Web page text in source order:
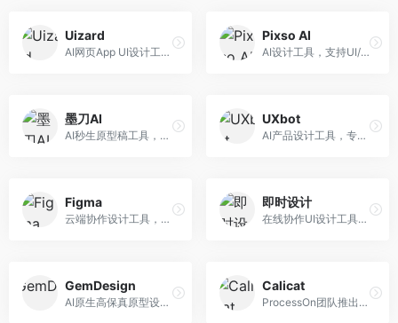
Uizard
AI网页App UI设计工具，专注于快速界面生成。面向产品经理和设计师，提供线框图转UI、界面生成、设计优化等服务，设计速度快。
Pixso AI
AI设计工具，支持UI/UX设计全流程。面向设计师和产品团队，提供界面生成、设计优化、协作评审等服务，国产替代方案，团队协作便捷。
墨刀AI
AI秒生原型稿工具，专注于快速原型设计。面向产品经理和设计师，提供原型生成、交互设计、团队协作等服务，原型制作效率高。
UXbot
AI产品设计工具，专注于用户体验优化。面向UX设计师，提供用户研究、设计建议、可用性测试等服务，UX设计支持完善。
Figma
云端协作设计工具，整合AI设计辅助功能。面向UI/UX设计师和产品团队，提供界面设计、原型制作、团队协作等服务，协作功能强大，是UI设计领域的标杆产品。
即时设计
在线协作UI设计工具，整合AI设计功能。面向设计师和产品团队，提供界面设计、原型制作、设计资源库等服务，国产协作设计平台。
GemDesign
AI原生高保真原型设计工具，专注于智能设计生成。面向设计师，提供界面生成、设计优化、原型制作等服务，设计自动化程度高。
Calicat
ProcessOn团队推出的产设研协作平台，整合设计与协作功能。面向产品团队，提供设计协作、文档管理、团队沟通等服务，产研协作便捷。